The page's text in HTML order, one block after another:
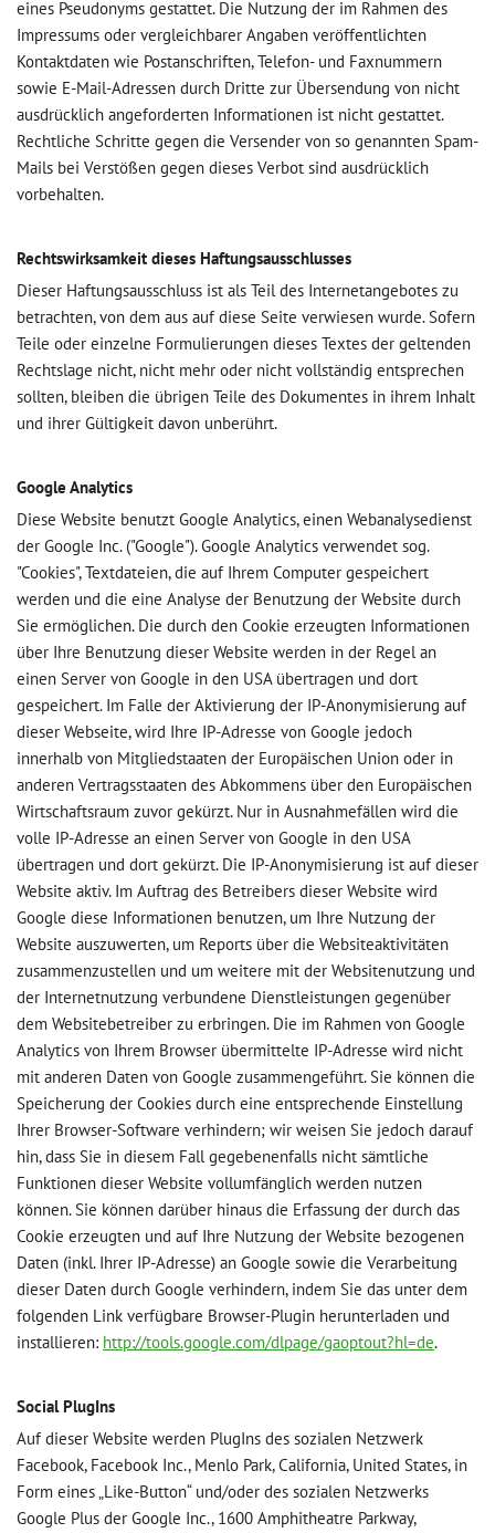
eines Pseudonyms gestattet. Die Nutzung der im Rahmen des
Impressums oder vergleichbarer Angaben veröffentlichten
Kontaktdaten wie Postanschriften, Telefon- und Faxnummern
sowie E-Mail-Adressen durch Dritte zur Übersendung von nicht
ausdrücklich angeforderten Informationen ist nicht gestattet.
Rechtliche Schritte gegen die Versender von so genannten Spam-
Mails bei Verstößen gegen dieses Verbot sind ausdrücklich
vorbehalten.
Rechtswirksamkeit dieses Haftungsausschlusses
Dieser Haftungsausschluss ist als Teil des Internetangebotes zu
betrachten, von dem aus auf diese Seite verwiesen wurde. Sofern
Teile oder einzelne Formulierungen dieses Textes der geltenden
Rechtslage nicht, nicht mehr oder nicht vollständig entsprechen
sollten, bleiben die übrigen Teile des Dokumentes in ihrem Inhalt
und ihrer Gültigkeit davon unberührt.
Google Analytics
Diese Website benutzt Google Analytics, einen Webanalysedienst
der Google Inc. ("Google"). Google Analytics verwendet sog.
"Cookies", Textdateien, die auf Ihrem Computer gespeichert
werden und die eine Analyse der Benutzung der Website durch
Sie ermöglichen. Die durch den Cookie erzeugten Informationen
über Ihre Benutzung dieser Website werden in der Regel an
einen Server von Google in den USA übertragen und dort
gespeichert. Im Falle der Aktivierung der IP-Anonymisierung auf
dieser Webseite, wird Ihre IP-Adresse von Google jedoch
innerhalb von Mitgliedstaaten der Europäischen Union oder in
anderen Vertragsstaaten des Abkommens über den Europäischen
Wirtschaftsraum zuvor gekürzt. Nur in Ausnahmefällen wird die
volle IP-Adresse an einen Server von Google in den USA
übertragen und dort gekürzt. Die IP-Anonymisierung ist auf dieser
Website aktiv. Im Auftrag des Betreibers dieser Website wird
Google diese Informationen benutzen, um Ihre Nutzung der
Website auszuwerten, um Reports über die Websiteaktivitäten
zusammenzustellen und um weitere mit der Websitenutzung und
der Internetnutzung verbundene Dienstleistungen gegenüber
dem Websitebetreiber zu erbringen. Die im Rahmen von Google
Analytics von Ihrem Browser übermittelte IP-Adresse wird nicht
mit anderen Daten von Google zusammengeführt. Sie können die
Speicherung der Cookies durch eine entsprechende Einstellung
Ihrer Browser-Software verhindern; wir weisen Sie jedoch darauf
hin, dass Sie in diesem Fall gegebenenfalls nicht sämtliche
Funktionen dieser Website vollumfänglich werden nutzen
können. Sie können darüber hinaus die Erfassung der durch das
Cookie erzeugten und auf Ihre Nutzung der Website bezogenen
Daten (inkl. Ihrer IP-Adresse) an Google sowie die Verarbeitung
dieser Daten durch Google verhindern, indem Sie das unter dem
folgenden Link verfügbare Browser-Plugin herunterladen und
installieren: http://tools.google.com/dlpage/gaoptout?hl=de.
Social PlugIns
Auf dieser Website werden PlugIns des sozialen Netzwerk
Facebook, Facebook Inc., Menlo Park, California, United States, in
Form eines „Like-Button“ und/oder des sozialen Netzwerks
Google Plus der Google Inc., 1600 Amphitheatre Parkway,